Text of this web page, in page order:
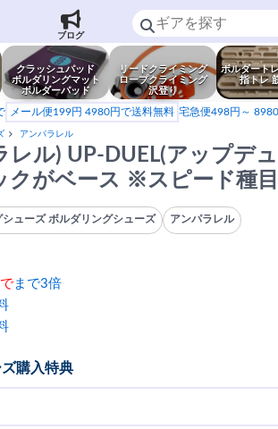
ブログ
クラッシュパッド
ボルダリングマット
ボルダーパッド
リードクライミング
ロープクライミング
沢登り
ボルダート
指トレ
メール便199円 4980円で送料無料 宅急便498円～
アンパラレル
レル) UP-DUEL(アップデ
がベース ※スピード種
シューズ ボルダリングシューズ アンパラレル
まで3倍
購入特典